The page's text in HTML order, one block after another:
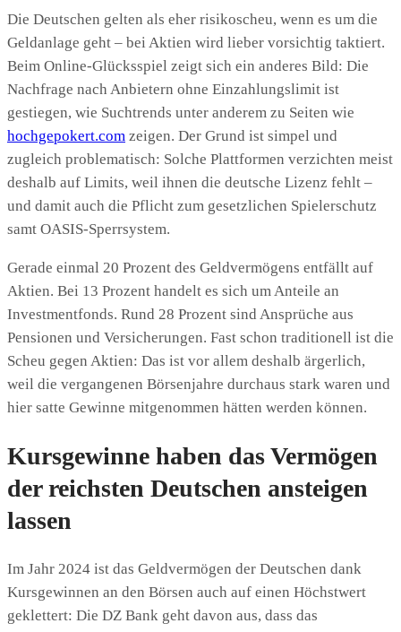
Die Deutschen gelten als eher risikoscheu, wenn es um die
Geldanlage geht – bei Aktien wird lieber vorsichtig taktiert.
Beim Online-Glücksspiel zeigt sich ein anderes Bild: Die
Nachfrage nach Anbietern ohne Einzahlungslimit ist
gestiegen, wie Suchtrends unter anderem zu Seiten wie
hochgepokert.com zeigen. Der Grund ist simpel und
zugleich problematisch: Solche Plattformen verzichten meist
deshalb auf Limits, weil ihnen die deutsche Lizenz fehlt –
und damit auch die Pflicht zum gesetzlichen Spielerschutz
samt OASIS-Sperrsystem.
Gerade einmal 20 Prozent des Geldvermögens entfällt auf
Aktien. Bei 13 Prozent handelt es sich um Anteile an
Investmentfonds. Rund 28 Prozent sind Ansprüche aus
Pensionen und Versicherungen. Fast schon traditionell ist die
Scheu gegen Aktien: Das ist vor allem deshalb ärgerlich,
weil die vergangenen Börsenjahre durchaus stark waren und
hier satte Gewinne mitgenommen hätten werden können.
Kursgewinne haben das Vermögen
der reichsten Deutschen ansteigen
lassen
Im Jahr 2024 ist das Geldvermögen der Deutschen dank
Kursgewinnen an den Börsen auch auf einen Höchstwert
geklettert: Die DZ Bank geht davon aus, dass das